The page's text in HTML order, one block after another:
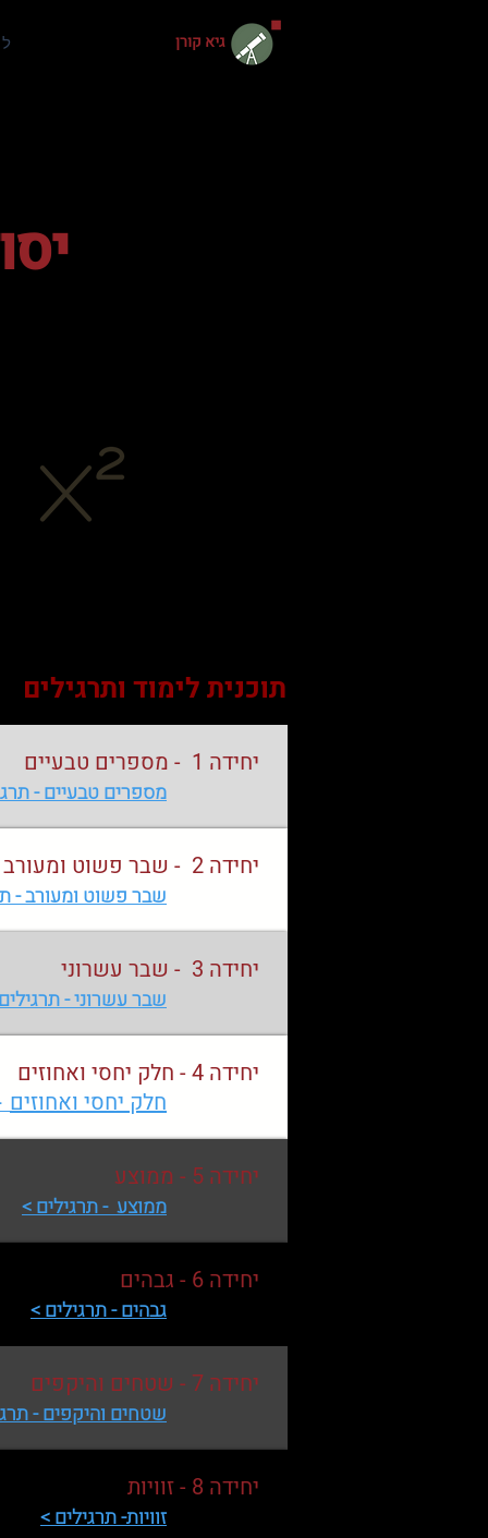
גיא קורן
תוכנית לימוד ותרגילים
יחידה 1 - מספרים טבעיים
מספרים טבעיים -
יחידה 2 - שבר פשוט ומעורב
שבר פשוט ומעורב -
יחידה 3 - שבר עשרוני
שבר עשרוני -
יחידה 4 - חלק יחסי ואחוזים
חלק יחסי ואחוזים
יחידה 5 - ממוצע
ממוצע - תרגילים >
יחידה 6 - גבהים
גבהים - תרגילים >
יחידה 7 - שטחים והיקפים
שטחים והיקפים -
יחידה 8 - זוויות
זוויות- תרגילים >